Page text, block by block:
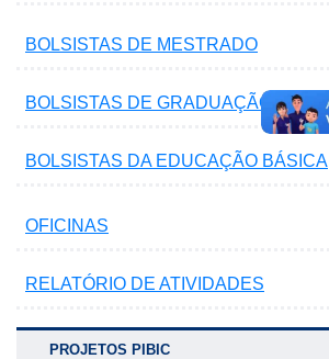
BOLSISTAS DE MESTRADO
BOLSISTAS DE GRADUAÇÃO
BOLSISTAS DA EDUCAÇÃO BÁSICA
OFICINAS
RELATÓRIO DE ATIVIDADES
PROJETOS PIBIC